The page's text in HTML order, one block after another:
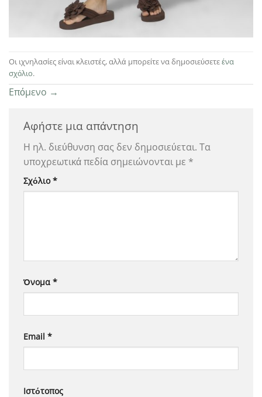
Οι ιχνηλασίες είναι κλειστές, αλλά μπορείτε να δημοσιεύσετεένα
σχόλιο.
Επόμενο →
Αφήστε μια απάντηση
Η ηλ. διεύθυνση σας δεν δημοσιεύεται. Τα
υποχρεωτικά πεδία σημειώνονται με *
Σχόλιο*
Όνομα *
Email *
Ιστότοπος